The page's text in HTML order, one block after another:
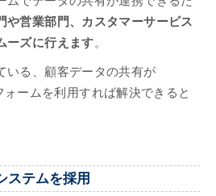
や営業部門、カスタマーサービス
ーズに行えます。
いる、顧客データの共有が
ームを利用すれば解決できると
ステムを採用